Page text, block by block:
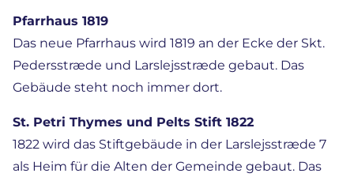
Pfarrhaus 1819
Das neue Pfarrhaus wird 1819 an der Ecke der Skt.
Pedersstræde und Larslejsstræde gebaut. Das
Gebäude steht noch immer dort.
St. Petri Thymes und Pelts Stift 1822
1822 wird das Stiftgebäude in der Larslejsstræde 7
als Heim für die Alten der Gemeinde gebaut. Das